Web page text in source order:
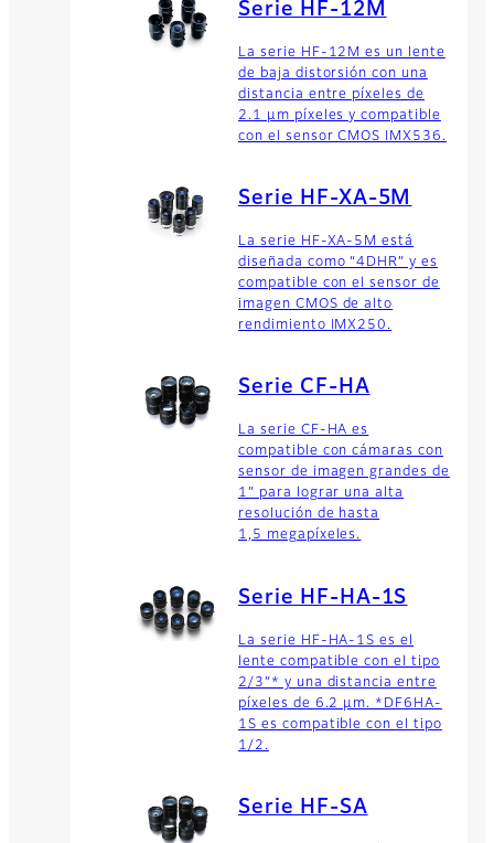
comerciales de largo
Serie HF-12M
La serie HF-12M es un lente
de baja distorsión con una
distancia entre píxeles de
2.1 μm píxeles y compatible
con el sensor CMOS IMX536.
Serie HF-XA-5M
La serie HF-XA-5M está
diseñada como “4DHR” y es
compatible con el sensor de
imagen CMOS de alto
rendimiento IMX250.
Serie CF-HA
La serie CF-HA es
compatible con cámaras con
sensor de imagen grandes de
1” para lograr una alta
resolución de hasta
1,5 megapíxeles.
Serie HF-HA-1S
La serie HF-HA-1S es el
lente compatible con el tipo
2/3”* y una distancia entre
píxeles de 6.2 μm. *DF6HA-
1S es compatible con el tipo
1/2.
Serie HF-SA